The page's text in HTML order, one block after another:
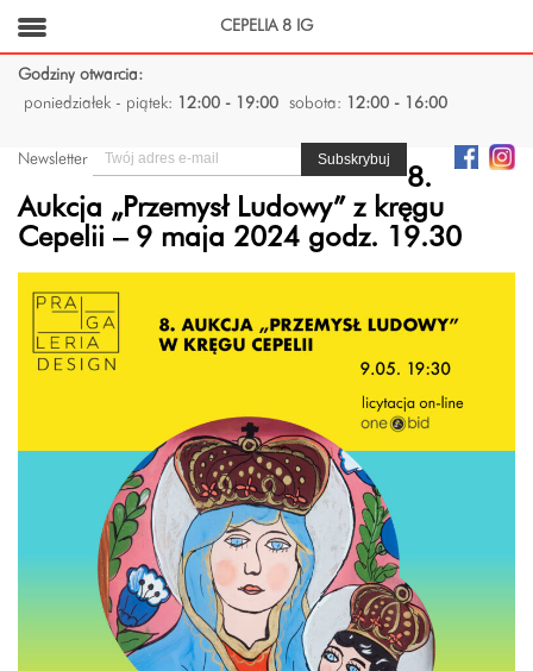
Godziny otwarcia:
poniedziałek - piątek:
12:00 - 19:00 sobota: 12:00 - 16:00
Newsletter
8.
Aukcja „Przemysł Ludowy” z kręgu
Cepelii – 9 maja 2024 godz. 19.30
CEPELIA 8 IG